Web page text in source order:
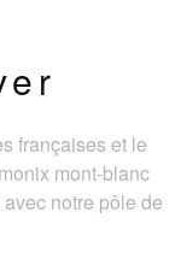
françaises et le
mont-blanc
notre pôle de